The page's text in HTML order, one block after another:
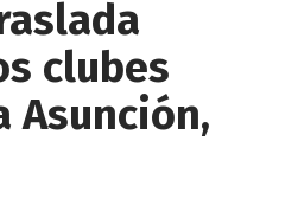
clubes
Asunción,